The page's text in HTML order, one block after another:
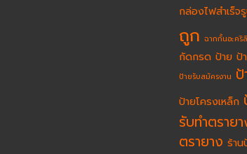
กล่องไฟสำเร็จ
ถูก ฉากกั้นอะคริ
กัดกรด ป้าย ป้
ป้ายรับสมัครงาน ป้
ป้ายโครงเหล็ก
รับทำตราย
ตรายาง ร้าน